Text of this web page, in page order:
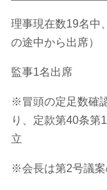
理事現在数19名中
の途中から出席）
監事1名出席
※冒頭の定足数確
り、定款第40条第
立
※会長は第2号議